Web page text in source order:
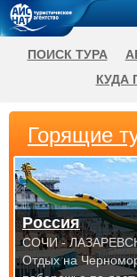
Горящие
Россия
СОЧИ -
Отдых на
ПОИСК ТУРА
КУДА